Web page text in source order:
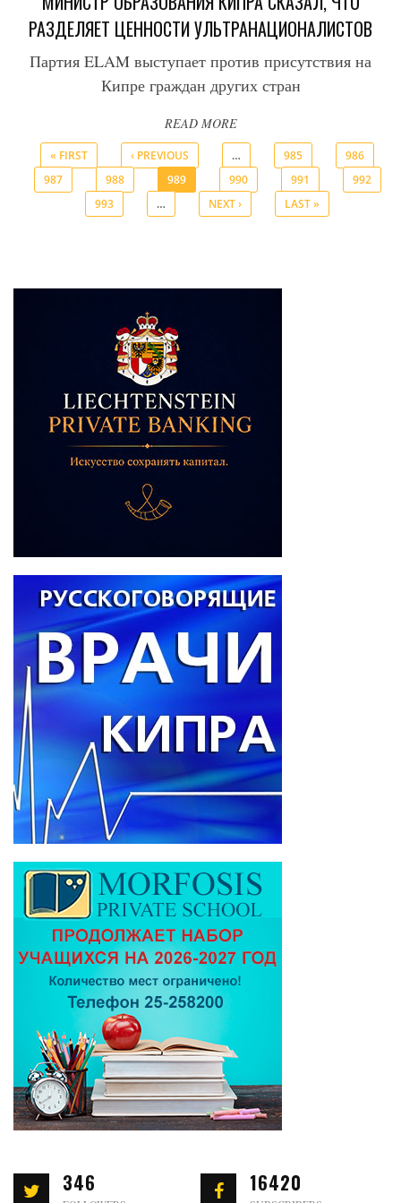
РАЗДЕЛЯЕТ ЦЕННОСТИ УЛЬТРАНАЦИОНАЛИСТОВ
Партия ELAM выступает против присутствия на
Кипре граждан других стран
READ MORE
Pages
« FIRST ‹ PREVIOUS … 985
986
987
988 989 990 991
992
993
… NEXT › LAST »
346 16420